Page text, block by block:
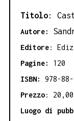
Titolo:
Autore:
Editore:
Pagine:
120
ISBN:
978-
Prezzo: 20,00
Luogo di